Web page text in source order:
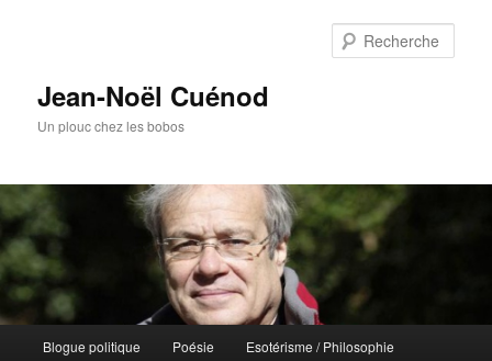
Jean-Noël Cuénod
Un plouc chez les bobos
Aller
Aller
Blogue politique Poésie Esotérisme / Philosophie